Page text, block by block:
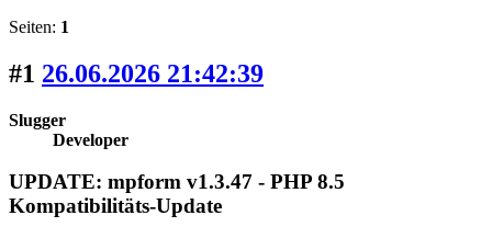
Seiten: 1
#1 26.06.2026 21:42:39
Slugger
Developer
UPDATE: mpform v1.3.47 - PHP 8.5
Kompatibilitäts-Update